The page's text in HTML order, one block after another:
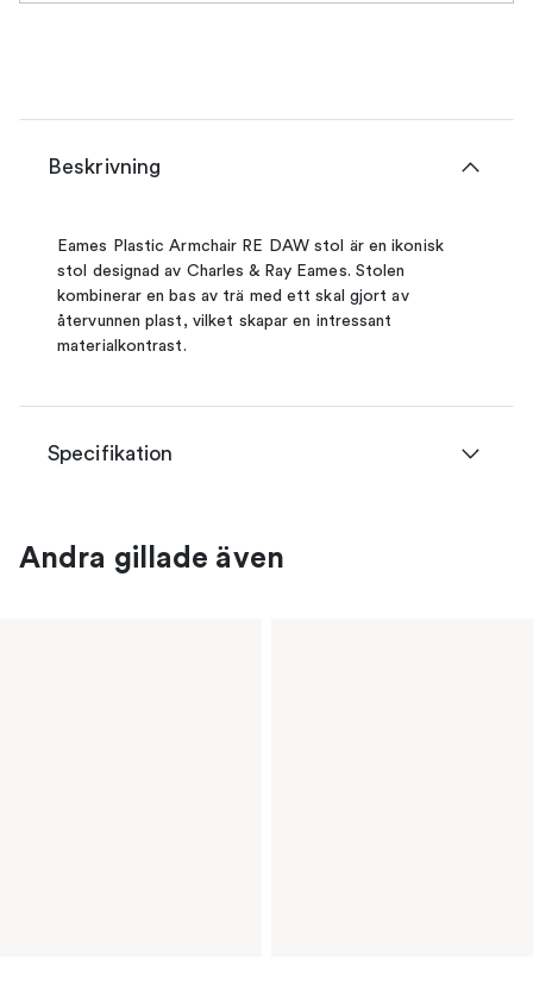
Beskrivning
Eames Plastic Armchair RE DAW stol är en ikonisk
stol designad av Charles & Ray Eames. Stolen
kombinerar en bas av trä med ett skal gjort av
återvunnen plast, vilket skapar en intressant
materialkontrast.
Specifikation
Andra gillade även